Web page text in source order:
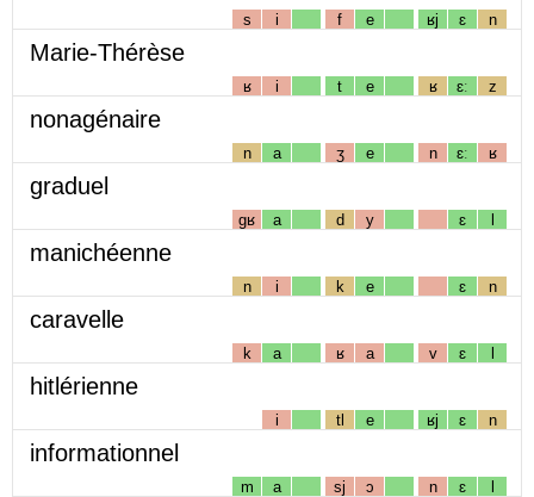
s i f e ʁj ɛ n
Marie-Thérèse
ʁ i t e ʁ ɛː z
nonagénaire
n a ʒ e n ɛː ʁ
graduel
gʁ a d y ɛ l
manichéenne
n i k e ɛ n
caravelle
k a ʁ a v ɛ l
hitlérienne
i tl e ʁj ɛ n
informationnel
m a sj ɔ n ɛ l